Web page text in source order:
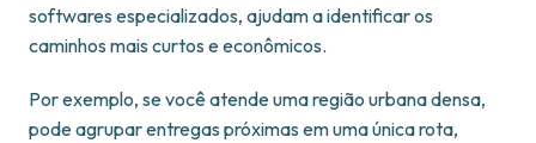
softwares especializados, ajudam a identificar os
caminhos mais curtos e econômicos.
Por exemplo, se você atende uma região urbana densa,
pode agrupar entregas próximas em uma única rota,